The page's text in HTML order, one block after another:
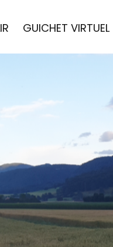
GUICHET VIRTUEL